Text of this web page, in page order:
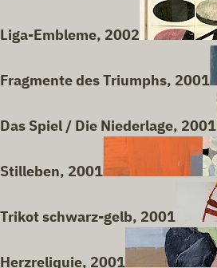
Liga-Embleme, 2002
Fragmente des Triumphs, 2001
Das Spiel / Die Niederlage, 2001
Stilleben, 2001
Trikot schwarz-gelb, 2001
Herzreliquie, 2001